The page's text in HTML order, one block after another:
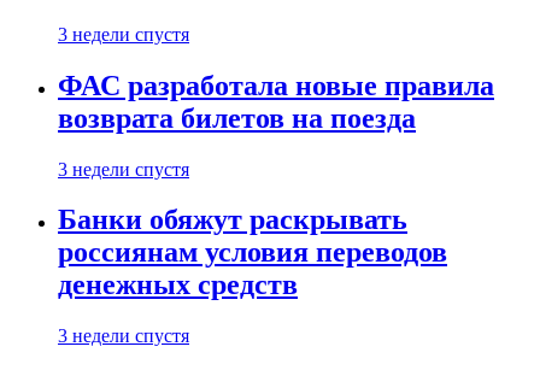
3 недели спустя
ФАС разработала новые правила
возврата билетов на поезда
3 недели спустя
Банки обяжут раскрывать
россиянам условия переводов
денежных средств
3 недели спустя